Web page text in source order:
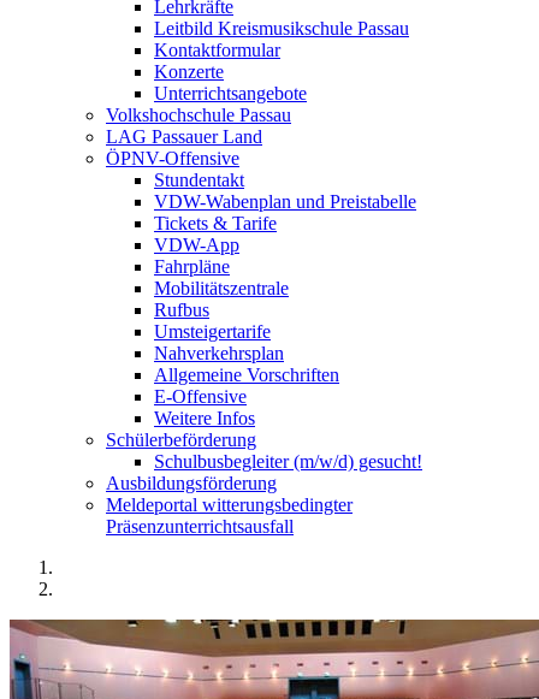
Lehrkräfte
Leitbild Kreismusikschule Passau
Kontaktformular
Konzerte
Unterrichtsangebote
Volkshochschule Passau
LAG Passauer Land
ÖPNV-Offensive
Stundentakt
VDW-Wabenplan und Preistabelle
Tickets & Tarife
VDW-App
Fahrpläne
Mobilitätszentrale
Rufbus
Umsteigertarife
Nahverkehrsplan
Allgemeine Vorschriften
E-Offensive
Weitere Infos
Schülerbeförderung
Schulbusbegleiter (m/w/d) gesucht!
Ausbildungsförderung
Meldeportal witterungsbedingter
Präsenzunterrichtsausfall